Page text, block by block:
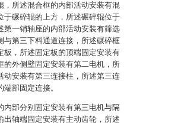
，所述混合框的内部活动安装有混
于碾碎辊的上方，所述碾碎辊位于
第一销轴座的内部活动安装有筛选
与第三下料通道连接，所述碾碎框
板，所述固定板的顶端固定安装有
的外侧壁固定安装有第二电机，所
动安装有第三连接柱，所述第三连
部固定连接。
内部分别固定安装有第三电机与隔
出轴端固定安装有主动齿轮，所述